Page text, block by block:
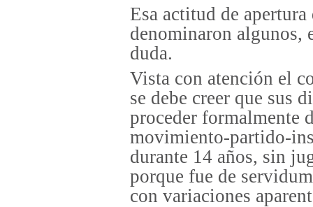
Esa actitud de
denominaron algunos,
duda.
Vista con atención el
se debe creer que sus
proceder formalmente
movimiento-partido-
durante 14 años, sin
porque fue de
con variaciones